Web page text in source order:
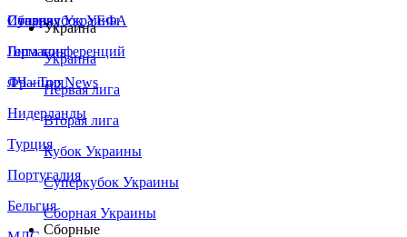
Сборная Украины
Италия
Германия
Франция
Нидерланды
Турция
Португалия
Бельгия
Суперкубок УЕФА
Лига конференций
ЛЧ - Top News
Украина
Украина
Первая лига
Вторая лига
Кубок Украины
Суперкубок Украины
Сборная Украины
Сборные